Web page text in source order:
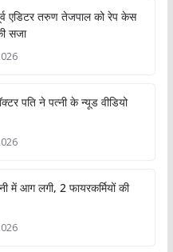
एडिटर तरुण तेजपाल को रेप केस
सजा
पति ने पत्नी के न्यूड वीडियो
में आग लगी, 2 फायरकर्मियों की